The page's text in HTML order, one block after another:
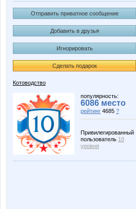
Отправить приватное сообщение
Добавить в друзья
Игнорировать
Сделать подарок
Котоводство
популярность:
6086 место
рейтинг 4685 ?
Привилегированный
пользователь 10
уровня